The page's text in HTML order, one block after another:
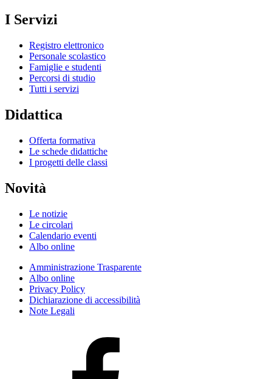
I Servizi
Registro elettronico
Personale scolastico
Famiglie e studenti
Percorsi di studio
Tutti i servizi
Didattica
Offerta formativa
Le schede didattiche
I progetti delle classi
Novità
Le notizie
Le circolari
Calendario eventi
Albo online
Amministrazione Trasparente
Albo online
Privacy Policy
Dichiarazione di accessibilità
Note Legali